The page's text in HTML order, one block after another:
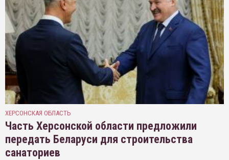
ХЕРСОНСКАЯ ОБЛАСТЬ
Часть Херсонской области предложили
передать Беларуси для строительства
санаториев